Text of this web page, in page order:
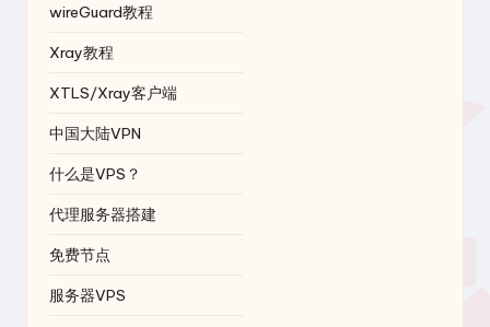
wireGuard教程
Xray教程
XTLS/Xray客户端
中国大陆VPN
什么是VPS？
代理服务器搭建
免费节点
服务器VPS